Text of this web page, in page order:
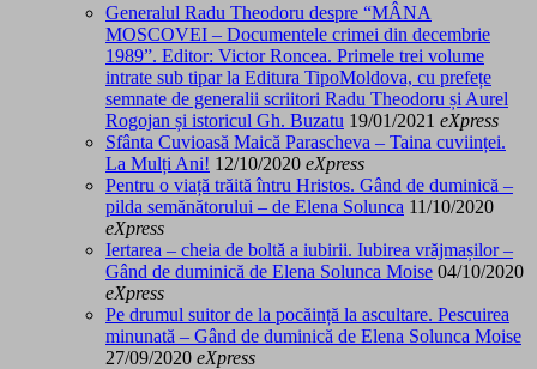
Generalul Radu Theodoru despre “MÂNA
MOSCOVEI – Documentele crimei din decembrie
1989”. Editor: Victor Roncea. Primele trei volume
intrate sub tipar la Editura TipoMoldova, cu prefețe
semnate de generalii scriitori Radu Theodoru și Aurel
Rogojan și istoricul Gh. Buzatu 19/01/2021 eXpress
Sfânta Cuvioasă Maică Parascheva – Taina cuviinței.
La Mulți Ani! 12/10/2020 eXpress
Pentru o viață trăită întru Hristos. Gând de duminică –
pilda semănătorului – de Elena Solunca 11/10/2020
eXpress
Iertarea – cheia de boltă a iubirii. Iubirea vrăjmașilor –
Gând de duminică de Elena Solunca Moise 04/10/2020
eXpress
Pe drumul suitor de la pocăință la ascultare. Pescuirea
minunată – Gând de duminică de Elena Solunca Moise
27/09/2020 eXpress